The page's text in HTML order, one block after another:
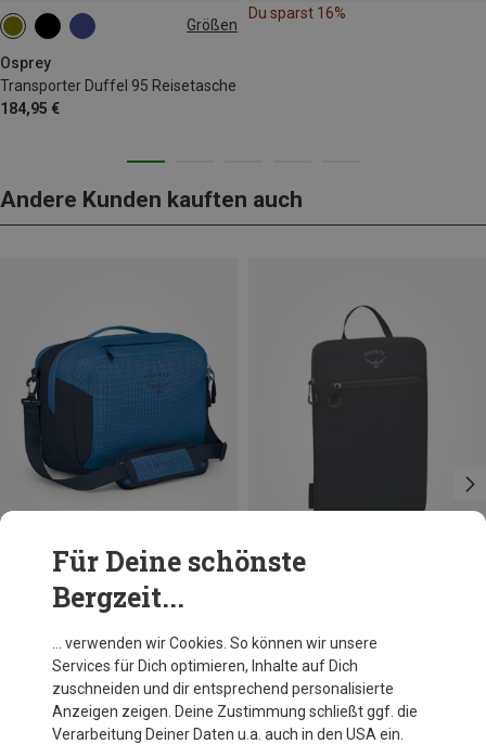
Größen
Osprey
Transporter Duffel 95 Reisetasche
184,95 €
95L
Du sparst 16%
Andere Kunden kauften auch
Du sparst 10%
Für Deine schönste
Bergzeit...
… verwenden wir Cookies. So können wir unsere
Services für Dich optimieren, Inhalte auf Dich
zuschneiden und dir entsprechend personalisierte
Anzeigen zeigen. Deine Zustimmung schließt ggf. die
Verarbeitung Deiner Daten u.a. auch in den USA ein.